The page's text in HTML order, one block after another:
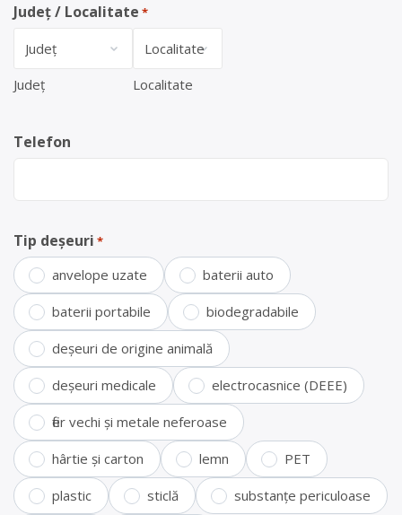
Județ / Localitate *
Județ Localitate
Telefon
Tip deșeuri *
anvelope uzate baterii auto
baterii portabile biodegradabile
deșeuri de origine animală
deșeuri medicale electrocasnice (DEEE)
fier vechi și metale neferoase
hârtie și carton lemn PET
plastic sticlă substanțe periculoase